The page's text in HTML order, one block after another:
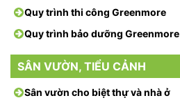
Quy trình thi công Greenmore
Quy trình bảo dưỡng Greenmore
SÂN VƯỜN, TIỂU CẢNH
Sân vườn cho biệt thự và nhà ở